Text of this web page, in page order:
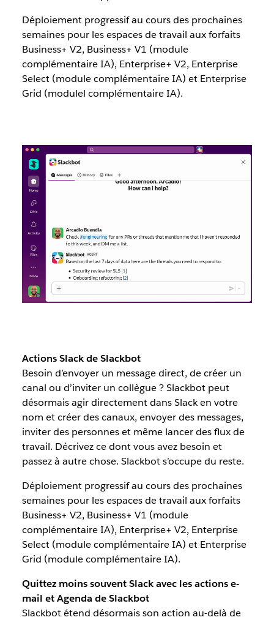
Déploiement progressif au cours des prochaines
semaines pour les espaces de travail aux forfaits
Business+ V2, Business+ V1 (module
complémentaire IA), Enterprise+ V2, Enterprise
Select (module complémentaire IA) et Enterprise
Grid (modulel complémentaire IA).
Actions Slack de Slackbot
Besoin d’envoyer un message direct, de créer un
canal ou d’inviter un collègue ? Slackbot peut
désormais agir directement dans Slack en votre
nom et créer des canaux, envoyer des messages,
inviter des personnes et même lancer des flux de
travail. Décrivez ce dont vous avez besoin et
passez à autre chose. Slackbot s’occupe du reste.
Déploiement progressif au cours des prochaines
semaines pour les espaces de travail aux forfaits
Business+ V2, Business+ V1 (module
complémentaire IA), Enterprise+ V2, Enterprise
Select (module complémentaire IA) et Enterprise
Grid (module complémentaire IA).
Quittez moins souvent Slack avec les actions e-
mail et Agenda de Slackbot
Slackbot étend désormais son action au-delà de